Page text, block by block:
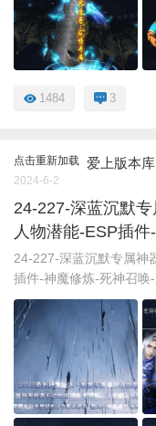
1484 3
点击重新加载 爱上版本库
2024-6-2
24-227-深蓝沉默
人物潜能-ESP插
24-227-深蓝沉默专属神
插件-神魔修炼-死神召唤-